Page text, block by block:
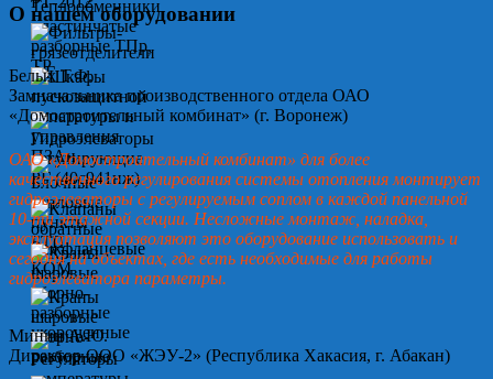
О нашем оборудовании
Белых Т.Ф.
Замначальника производственного отдела ОАО
«Домостроительный комбинат» (г. Воронеж)
ОАО «Домостроительный комбинат» для более
качественного регулирования системы отопления монтирует
гидроэлеваторы с регулируемым соплом в каждой панельной
10-ти этажной секции. Несложные монтаж, наладка,
эксплуатация позволяют это оборудование использовать и
сегодня на объектах, где есть необходимые для работы
гидроэлеватора параметры.
Минин А.Ю.
Директор ООО «ЖЭУ-2» (Республика Хакасия, г. Абакан)